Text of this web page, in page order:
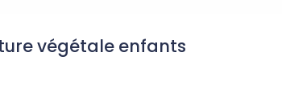
végétale enfants